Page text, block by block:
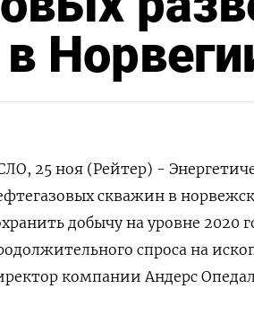
25 ноя (Рейтер) -
скважин в
добычу на уровне 2020
спроса на
компании Андерс